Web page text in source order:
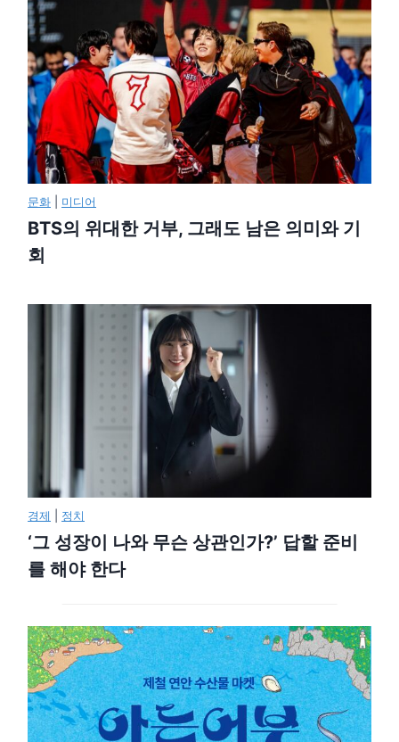
문화 미디어
BTS의 위대한 거부, 그래도 남은 의미와 기
회
경제 정치
‘그 성장이 나와 무슨 상관인가?’ 답할 준비
를 해야 한다